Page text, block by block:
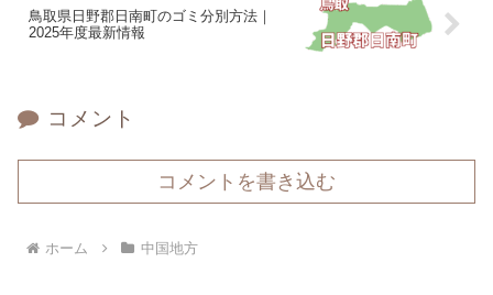
鳥取県日野郡日南町のゴミ分別方法｜
2025年度最新情報
コメント
コメントを書き込む
ホーム 中国地方